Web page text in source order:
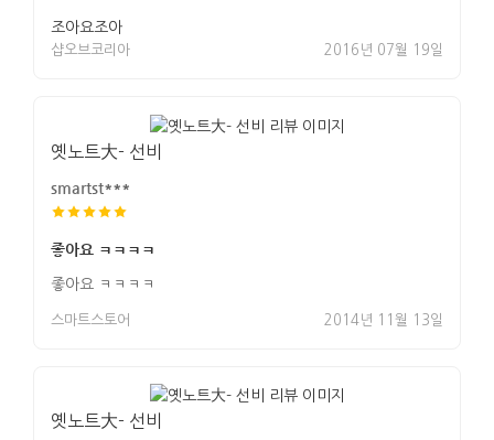
조아요조아
샵오브코리아 2016년 07월 19일
옛노트大- 선비
smartst***
좋아요 ㅋㅋㅋㅋ
좋아요 ㅋㅋㅋㅋ
스마트스토어 2014년 11월 13일
옛노트大- 선비